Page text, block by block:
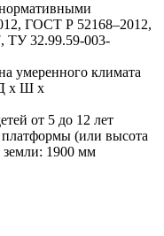
ГОСТ Р 52168–2012,
ТУ 32.99.59-003-
умеренного климата
х Ш х
от 5 до 12 лет
(или высота
1900 мм